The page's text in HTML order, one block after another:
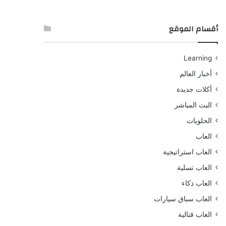
أقسام الموقع
Learning
أخبار العالم
أكلات جديدة
البث المباشر
الحلويات
العاب
العاب استراتيجية
العاب تسلية
العاب ذكاء
العاب سباق سيارات
العاب قتالية